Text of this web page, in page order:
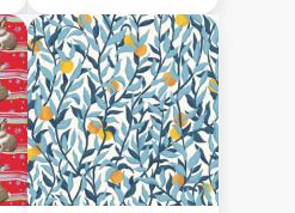
мухоморы на
зеленом фоне